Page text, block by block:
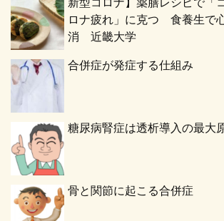
ロナ疲れ」に克つ 食養生で
消 近畿大学
合併症が発症する仕組み
糖尿病腎症は透析導入の最大
骨と関節に起こる合併症